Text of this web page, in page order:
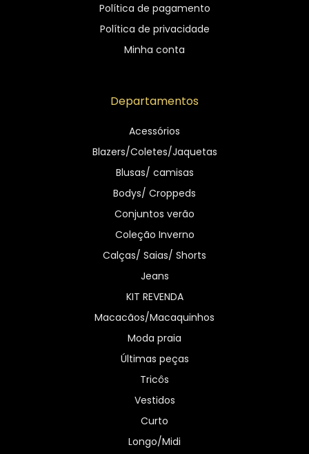
Política de pagamento
Política de privacidade
Minha conta
Departamentos
Acessórios
Blazers/Coletes/Jaquetas
Blusas/ camisas
Bodys/ Croppeds
Conjuntos verão
Coleção Inverno
Calças/ Saias/ Shorts
Jeans
KIT REVENDA
Macacãos/Macaquinhos
Moda praia
Últimas peças
Tricôs
Vestidos
Curto
Longo/Midi